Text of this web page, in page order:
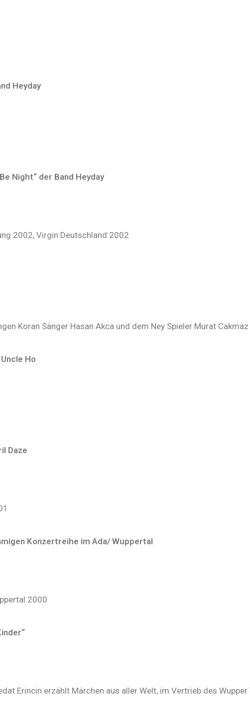
Heyday
Night“ der Band Heyday
2002, Virgin Deutschland 2002
Koran Sänger Hasan Akca und dem Ney Spieler Murat Cakmaz
Ho
Daze
Konzertreihe im Ada/ Wuppertal
2000
Erincin erzählt Märchen aus aller Welt, im Vertrieb des